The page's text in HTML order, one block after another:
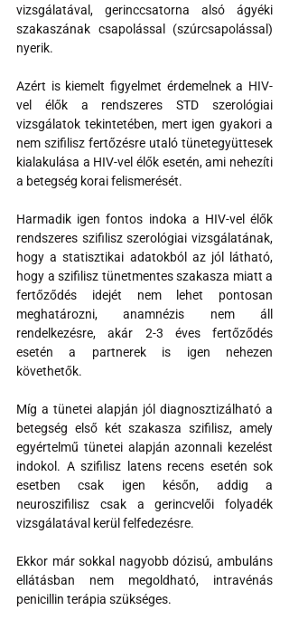
vizsgálatával, gerinccsatorna alsó ágyéki
szakaszának csapolással (szúrcsapolással)
nyerik.
Azért is kiemelt figyelmet érdemelnek a HIV-
vel élők a rendszeres STD szerológiai
vizsgálatok tekintetében, mert igen gyakori a
nem szifilisz fertőzésre utaló tünetegyüttesek
kialakulása a HIV-vel élők esetén, ami nehezíti
a betegség korai felismerését.
Harmadik igen fontos indoka a HIV-vel élők
rendszeres szifilisz szerológiai vizsgálatának,
hogy a statisztikai adatokból az jól látható,
hogy a szifilisz tünetmentes szakasza miatt a
fertőződés idejét nem lehet pontosan
meghatározni, anamnézis nem áll
rendelkezésre, akár 2-3 éves fertőződés
esetén a partnerek is igen nehezen
követhetők.
Míg a tünetei alapján jól diagnosztizálható a
betegség első két szakasza szifilisz, amely
egyértelmű tünetei alapján azonnali kezelést
indokol. A szifilisz latens recens esetén sok
esetben csak igen későn, addig a
neuroszifilisz csak a gerincvelői folyadék
vizsgálatával kerül felfedezésre.
Ekkor már sokkal nagyobb dózisú, ambuláns
ellátásban nem megoldható, intravénás
penicillin terápia szükséges.